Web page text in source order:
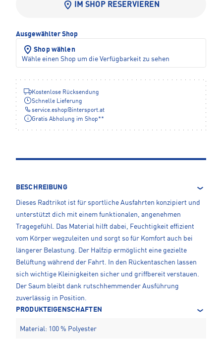
IM SHOP RESERVIEREN
Ausgewählter Shop
Shop wählen
Wähle einen Shop um die Verfügbarkeit zu sehen
Kostenlose Rücksendung
Schnelle Lieferung
service.eshop@intersport.at
Gratis Abholung im Shop**
BESCHREIBUNG
Dieses Radtrikot ist für sportliche Ausfahrten konzipiert und
unterstützt dich mit einem funktionalen, angenehmen
Tragegefühl. Das Material hilft dabei, Feuchtigkeit effizient
vom Körper wegzuleiten und sorgt so für Komfort auch bei
längerer Belastung. Der Halfzip ermöglicht eine gezielte
Belüftung während der Fahrt. In den Rückentaschen lassen
sich wichtige Kleinigkeiten sicher und griffbereit verstauen.
Der Saum bleibt dank rutschhemmender Ausführung
zuverlässig in Position.
PRODUKTEIGENSCHAFTEN
Material: 100 % Polyester